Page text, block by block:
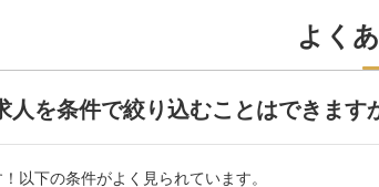
よく
人を条件で絞り込むことはできます
以下の条件がよく見られています。